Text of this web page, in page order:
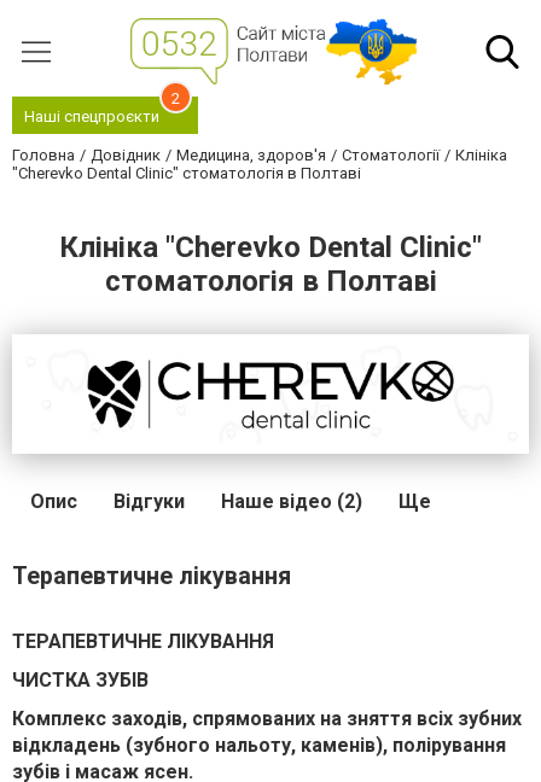
Наші спецпроєкти
2
Головна Довідник Медицина, здоров'я Стоматології
Клініка
"Cherevko Dental Clinic" стоматологія в Полтаві
Клініка "Cherevko Dental Clinic"
стоматологія в Полтаві
Опис Відгуки Наше відео (2) Ще
Терапевтичне лікування
ТЕРАПЕВТИЧНЕ ЛІКУВАННЯ
ЧИСТКА ЗУБІВ
Комплекс заходів, спрямованих на зняття всіх зубних
відкладень (зубного нальоту, каменів), полірування
зубів і масаж ясен.